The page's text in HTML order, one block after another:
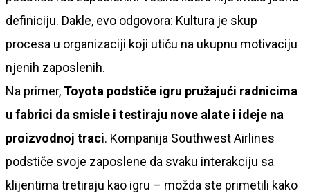
definiciju. Dakle, evo odgovora: Kultura je skup
procesa u organizaciji koji utiču na ukupnu motivaciju
njenih zaposlenih.
Na primer, Toyota podstiče igru pružajući radnicima
u fabrici da smisle i testiraju nove alate i ideje na
proizvodnoj traci. Kompanija Southwest Airlines
podstiče svoje zaposlene da svaku interakciju sa
klijentima tretiraju kao igru – možda ste primetili kako